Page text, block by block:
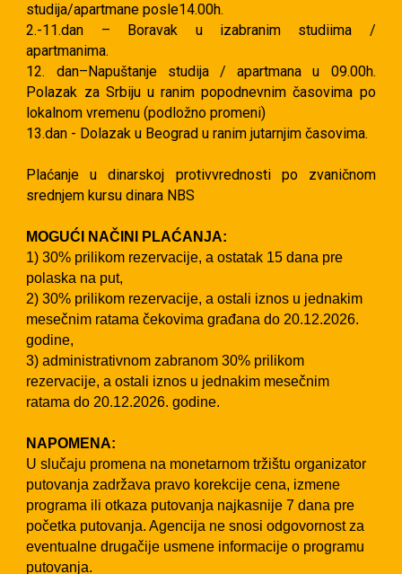
studija/apartmane posle14.00h.
2.-11.dan – Boravak u izabranim studiima /
apartmanima.
12. dan–Napuštanje studija / apartmana u 09.00h.
Polazak za Srbiju u ranim popodnevnim časovima po
lokalnom vremenu (podložno promeni)
13.dan - Dolazak u Beograd u ranim jutarnjim časovima.
Plaćanje u dinarskoj protivvrednosti po zvaničnom
srednjem kursu dinara NBS
MOGUĆI NAČINI PLAĆANJA:
1) 30% prilikom rezervacije, a ostatak 15 dana pre
polaska na put,
2) 30% prilikom rezervacije, a ostali iznos u jednakim
mesečnim ratama čekovima građana do 20.12.2026.
godine,
3) administrativnom zabranom 30% prilikom
rezervacije, a ostali iznos u jednakim mesečnim
ratama do 20.12.2026. godine.
NAPOMENA:
U slučaju promena na monetarnom tržištu organizator
putovanja zadržava pravo korekcije cena, izmene
programa ili otkaza putovanja najkasnije 7 dana pre
početka putovanja. Agencija ne snosi odgovornost za
eventualne drugačije usmene informacije o programu
putovanja.